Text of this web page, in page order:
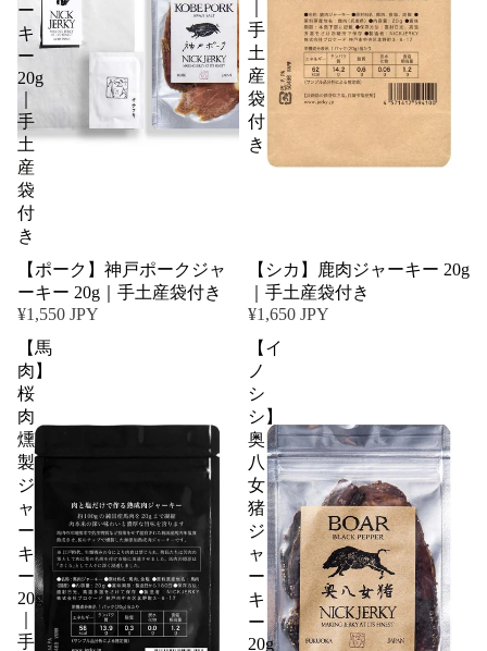
ー
キ
ー
20g
手
土
産
袋
付
き
【ポーク】神戸ポークジャ
ーキー 20g｜手土産袋付き
¥1,550 JPY
手
土
産
袋
付
き
【シカ】鹿肉ジャーキー 20g
｜手土産袋付き
¥1,650 JPY
【馬
肉】
桜
肉
燻
製
ジ
ャ
ー
キ
ー
20g
手
【イ
ノ
シ
シ】
奥
八
女
猪
ジ
ャ
ー
キ
ー
20g